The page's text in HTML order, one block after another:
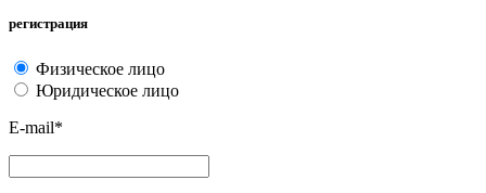
регистрация
Физическое лицо
Юридическое лицо
E-mail*